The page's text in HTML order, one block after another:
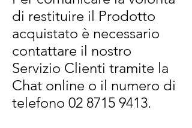
di restituire il Prodotto
acquistato è necessario
contattare il nostro
Servizio Clienti tramite la
Chat online o il numero di
telefono 02 8715 9413.